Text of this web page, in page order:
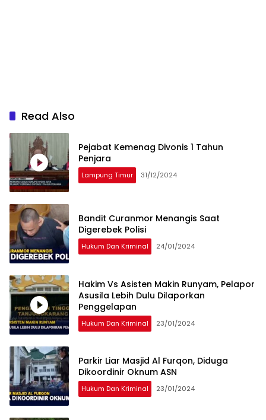
Read Also
Pejabat Kemenag Divonis 1 Tahun
Penjara
Lampung Timur 31/12/2024
Bandit Curanmor Menangis Saat
Digerebek Polisi
Hukum Dan Kriminal 24/01/2024
Hakim Vs Asisten Makin Runyam, Pelapor
Asusila Lebih Dulu Dilaporkan
Penggelapan
Hukum Dan Kriminal 23/01/2024
Parkir Liar Masjid Al Furqon, Diduga
Dikoordinir Oknum ASN
Hukum Dan Kriminal 23/01/2024